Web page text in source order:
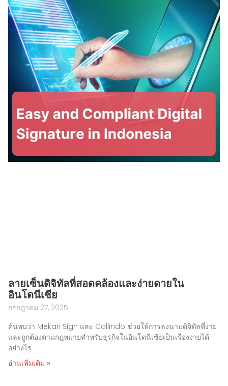
ลายเซ็นดิจิทัลที่สอดคล้องและง่ายดายใน
อินโดนีเซีย
กรกฎาคม 27, 2025
ค้นพบว่า Mekari Sign และ Callindo ช่วยให้การลงนามดิจิทัลที่ง่าย
และถูกต้องตามกฎหมายสำหรับธุรกิจในอินโดนีเซียเป็นเรื่องง่ายได้
อย่างไร
อ่านเพิ่มเติม »